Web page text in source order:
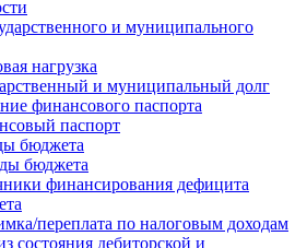
и муниципального
нагрузка
и муниципальный долг
финансового паспорта
паспорт
бюджета
бюджета
финансирования дефицита
переплата по налоговым доходам
состояния дебиторской и